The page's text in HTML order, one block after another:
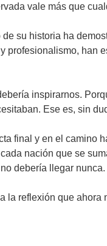
vale más que
su historia ha
profesionalismo, han
inspirarnos.
Ese es, sin
final y en el
nación que se
debería llegar nunca.
la reflexión que